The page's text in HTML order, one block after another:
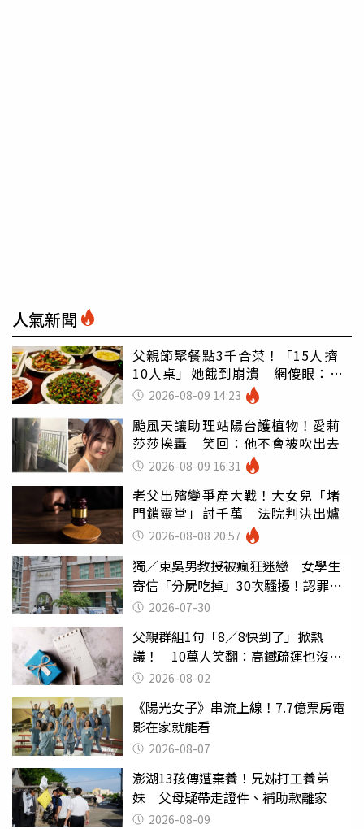
人氣新聞
父親節聚餐點3千合菜！「15人擠
10人桌」她餓到崩潰 網傻眼：讓
店家看笑話
2026-08-09 14:23
颱風天讓助理站陽台護植物！愛莉
莎莎挨轟 笑回：他不會被吹出去
2026-08-09 16:31
老父出殯變爭產大戰！大女兒「堵
門鎖靈堂」討千萬 法院判決出爐
2026-08-08 20:57
獨／東吳男教授被瘋狂迷戀 女學生
寄信「分屍吃掉」30次騷擾！認罪免
關 2026-07-30
父親群組1句「8／8快到了」掀熱
議！ 10萬人笑翻：高鐵疏運也沒列
父親節
2026-08-02
《陽光女子》串流上線！7.7億票房電
影在家就能看
2026-08-07
澎湖13孩傳遭棄養！兄姊打工養弟
妹 父母疑帶走證件、補助款離家
2026-08-09